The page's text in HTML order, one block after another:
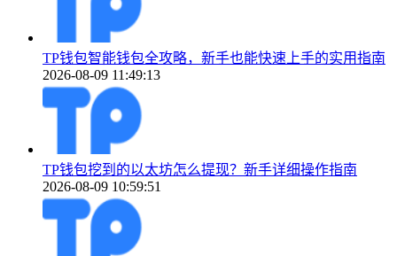
TP钱包智能钱包全攻略，新手也能快速上手的实用指南
2026-08-09 11:49:13
TP钱包挖到的以太坊怎么提现？新手详细操作指南
2026-08-09 10:59:51